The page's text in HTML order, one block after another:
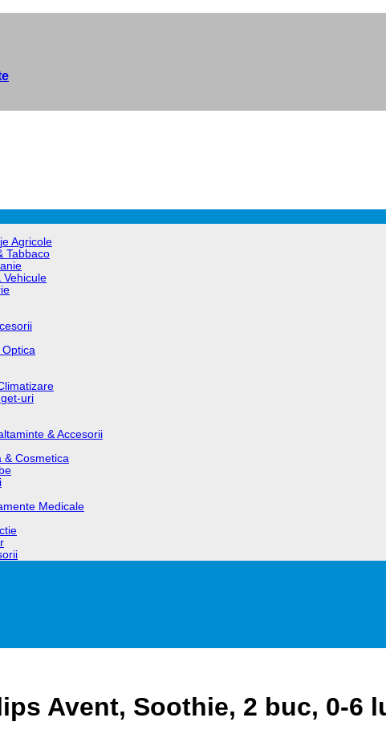
Agricole
Tabbaco
Vehicule
Optica
uri
& Accesorii
& Cosmetica
Medicale
Avent, Soothie, 2 buc, 0-6